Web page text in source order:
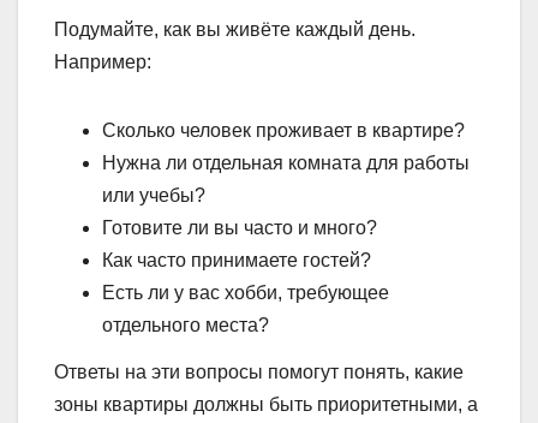
Подумайте, как вы живёте каждый день.
Например:
Сколько человек проживает в квартире?
Нужна ли отдельная комната для работы
или учебы?
Готовите ли вы часто и много?
Как часто принимаете гостей?
Есть ли у вас хобби, требующее
отдельного места?
Ответы на эти вопросы помогут понять, какие
зоны квартиры должны быть приоритетными, а